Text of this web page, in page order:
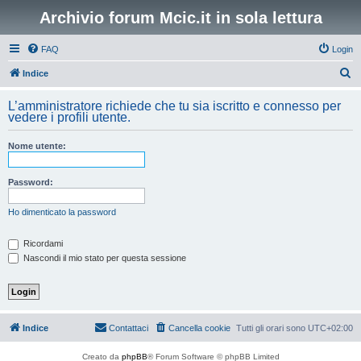
Archivio forum Mcic.it in sola lettura
FAQ Login
Indice
c
L’amministratore richiede che tu sia iscritto e connesso per
vedere i profili utente.
Nome utente:
Password:
Ho dimenticato la password
Ricordami
Nascondi il mio stato per questa sessione
Indice Tutti gli orari sono UTC+02:00
Cancella cookie
Contattaci
Creato da phpBB® Forum Software © phpBB Limited